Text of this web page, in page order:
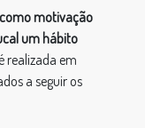
motivação
um hábito
realizada em
a seguir os